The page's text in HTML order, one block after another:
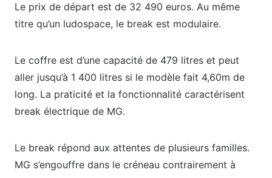
Le prix de départ est de 32 490 euros. Au même
titre qu’un ludospace, le break est modulaire.
Le coffre est d’une capacité de 479 litres et peut
aller jusqu’à 1 400 litres si le modèle fait 4,60m de
long. La praticité et la fonctionnalité caractérisent
break électrique de MG.
Le break répond aux attentes de plusieurs familles.
MG s’engouffre dans le créneau contrairement à